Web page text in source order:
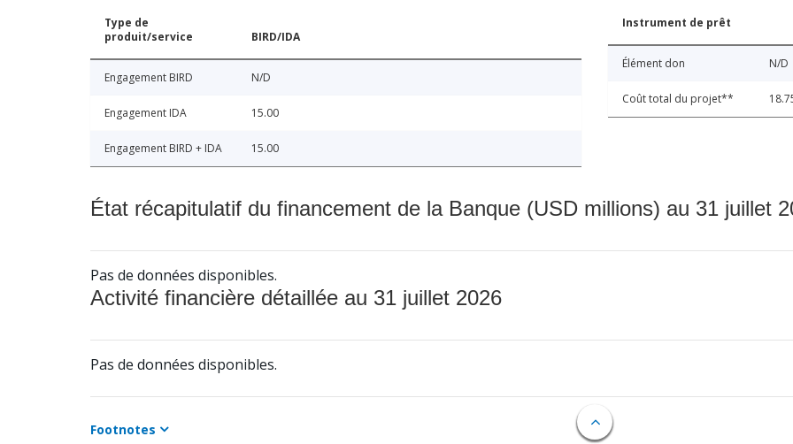
Type de
produit/service
BIRD/IDA
Engagement BIRD N/D
Engagement IDA 15.00
Engagement BIRD + IDA 15.00
Instrument de prêt
Élément don N/D
Coût total du projet**
État récapitulatif du financement de la Banque (USD millions) au 31 juillet
Pas de données disponibles.
Activité financière détaillée au 31 juillet 2026
Pas de données disponibles.
Footnotes